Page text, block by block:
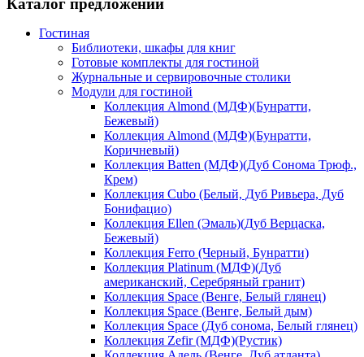
Каталог предложений
Гостиная
Библиотеки, шкафы для книг
Готовые комплекты для гостиной
Журнальные и сервировочные столики
Модули для гостиной
Коллекция Almond (МДФ)(Бунратти,
Бежевый)
Коллекция Almond (МДФ)(Бунратти,
Коричневый)
Коллекция Batten (МДФ)(Дуб Сонома Трюф.,
Крем)
Коллекция Cubo (Белый, Дуб Ривьера, Дуб
Бонифацио)
Коллекция Ellen (Эмаль)(Дуб Верцаска,
Бежевый)
Коллекция Ferro (Черный, Бунратти)
Коллекция Platinum (МДФ)(Дуб
американский, Серебряный гранит)
Коллекция Space (Венге, Белый глянец)
Коллекция Space (Венге, Белый дым)
Коллекция Space (Дуб сонома, Белый глянец)
Коллекция Zefir (МДФ)(Рустик)